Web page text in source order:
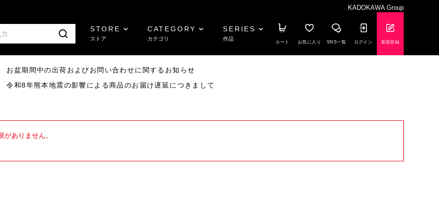
KADOKAWA Group
STORE
ストア
CATEGORY
カテゴリ
SERIES
作品
カート お気に入り SNS一覧 ログイン 新規登録
盆期間中の出荷およびお問い合わせに関するお知らせ
和8年熊本地震の影響による商品のお届け遅延につきまして
ありません。